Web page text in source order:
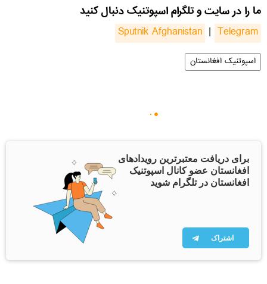
ما را در سایت و تلگرام اسپوتنیک دنبال کنید
Sputnik Afghanistan | Telegram
اسپوتنیک افغانستان
برای دریافت معتبرترین رویدادهای
افغانستان عضو کانال اسپوتنیک
افغانستان در تلگرام شوید
اشتراک